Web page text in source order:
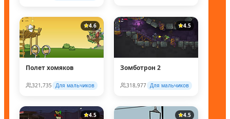
4.6
Полет хомяков
321,735 Для мальчиков
4.5
Зомботрон 2
318,977 Для мальчиков
4.5 4.5